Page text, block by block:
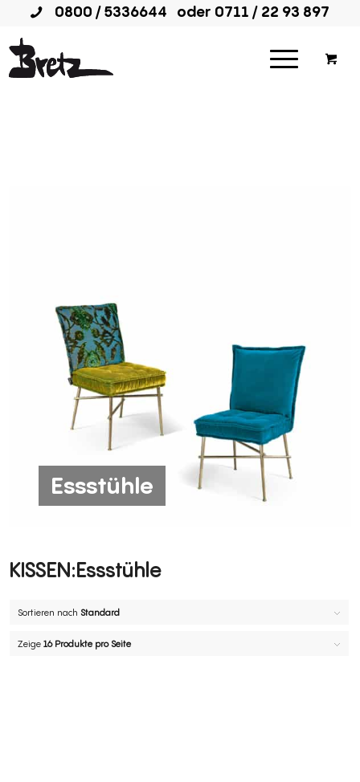
0800 / 5336644 oder 0711 / 22 93 897
Essstühle
Essstühle
Sortieren nachStandard
Zeige16 Produkte pro Seite